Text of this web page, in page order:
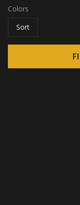
Colors
Sort